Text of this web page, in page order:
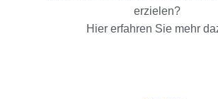
erzielen?
Hier erfahren Sie mehr